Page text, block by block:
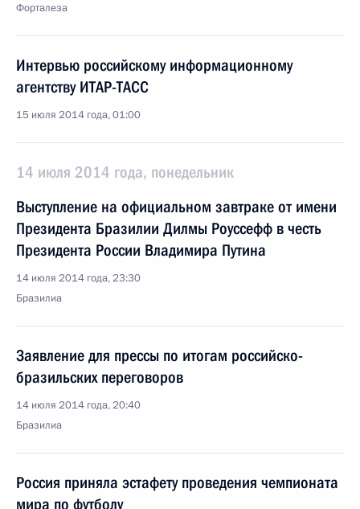
Форталеза
Интервью российскому информационному
агентству ИТАР-ТАСС
15 июля 2014 года, 01:00
14 июля 2014 года, понедельник
Выступление на официальном завтраке от имени
Президента Бразилии Дилмы Роуссефф в честь
Президента России Владимира Путина
14 июля 2014 года, 23:30
Бразилиа
Заявление для прессы по итогам российско-
бразильских переговоров
14 июля 2014 года, 20:40
Бразилиа
Россия приняла эстафету проведения чемпионата
мира по футболу